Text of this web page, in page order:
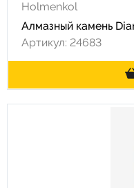
Holmenkol
Алмазный камень
Артикул: 24683